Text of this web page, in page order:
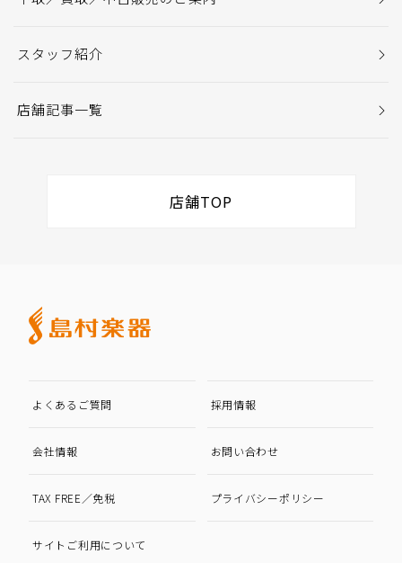
スタッフ紹介
店舗記事一覧
店舗TOP
よくあるご質問 採用情報
会社情報 お問い合わせ
TAX FREE／免税 プライバシーポリシー
サイトご利用について